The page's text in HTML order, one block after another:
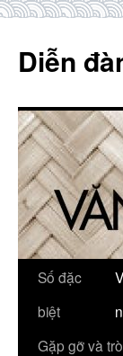
content
Diễn
Số đặc
biệt
Gặp gỡ và trò